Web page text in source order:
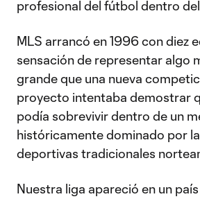
profesional del fútbol dentro
MLS arrancó en 1996 con diez
sensación de representar algo
grande que una nueva
proyecto intentaba demostrar
podía sobrevivir dentro de un
históricamente dominado por
deportivas tradicionales
Nuestra liga apareció en un